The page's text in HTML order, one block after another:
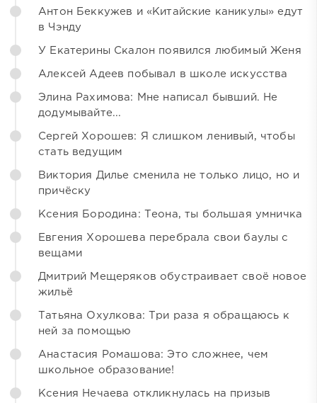
Антон Беккужев и «Китайские каникулы» едут
в Чэнду
У Екатерины Скалон появился любимый Женя
Алексей Адеев побывал в школе искусства
Элина Рахимова: Мне написал бывший. Не
додумывайте...
Сергей Хорошев: Я слишком ленивый, чтобы
стать ведущим
Виктория Дилье сменила не только лицо, но и
причёску
Ксения Бородина: Теона, ты большая умничка
Евгения Хорошева перебрала свои баулы с
вещами
Дмитрий Мещеряков обустраивает своё новое
жильё
Татьяна Охулкова: Три раза я обращаюсь к
ней за помощью
Анастасия Ромашова: Это сложнее, чем
школьное образование!
Ксения Нечаева откликнулась на призыв